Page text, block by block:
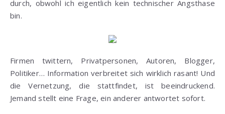
durch, obwohl ich eigentlich kein technischer Angsthase
bin.
Firmen twittern, Privatpersonen, Autoren, Blogger,
Politiker… Information verbreitet sich wirklich rasant! Und
die Vernetzung, die stattfindet, ist beeindruckend.
Jemand stellt eine Frage, ein anderer antwortet sofort.